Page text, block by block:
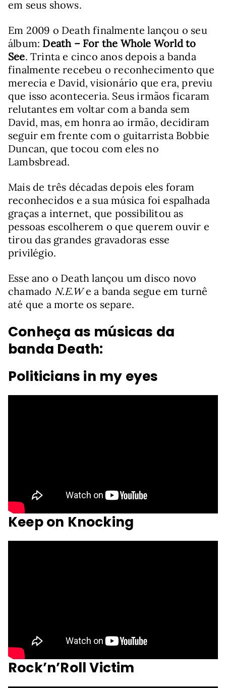
em seus shows.
Em 2009 o Death finalmente lançou o seu
álbum: Death – For the Whole World to
See. Trinta e cinco anos depois a banda
finalmente recebeu o reconhecimento que
merecia e David, visionário que era, previu
que isso aconteceria. Seus irmãos ficaram
relutantes em voltar com a banda sem
David, mas, em honra ao irmão, decidiram
seguir em frente com o guitarrista Bobbie
Duncan, que tocou com eles no
Lambsbread.
Mais de três décadas depois eles foram
reconhecidos e a sua música foi espalhada
graças a internet, que possibilitou as
pessoas escolherem o que querem ouvir e
tirou das grandes gravadoras esse
privilégio.
Esse ano o Death lançou um disco novo
chamado N.E.We a banda segue em turnê
até que a morte os separe.
Conheça as músicas da
banda Death:
Politicians in my eyes
Keep on Knocking
Rock’n’Roll Victim